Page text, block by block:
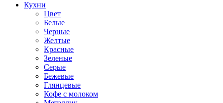
Кухни
Цвет
Белые
Черные
Желтые
Красные
Зеленые
Серые
Бежевые
Глянцевые
Кофе с молоком